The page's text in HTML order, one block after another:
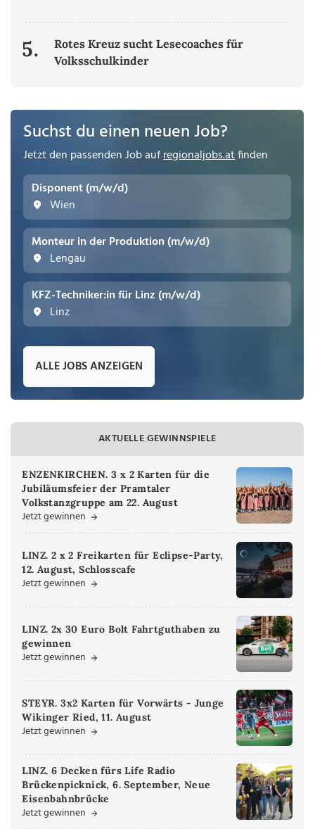
5.
Rotes Kreuz sucht Lesecoaches für
Volksschulkinder
Suchst du einen neuen Job?
Jetzt den passenden Job aufregionaljobs.atfinden
Disponent (m/w/d)
Wien
Monteur in der Produktion (m/w/d)
Lengau
KFZ-Techniker:in für Linz (m/w/d)
Linz
ALLE JOBS ANZEIGEN
AKTUELLE GEWINNSPIELE
ENZENKIRCHEN. 3 x 2 Karten für die
Jubiläumsfeier der Pramtaler
Volkstanzgruppe am 22. August
Jetzt gewinnen
LINZ. 2 x 2 Freikarten für Eclipse-Party,
12. August, Schlosscafe
Jetzt gewinnen
LINZ. 2x 30 Euro Bolt Fahrtguthaben zu
gewinnen
Jetzt gewinnen
STEYR. 3x2 Karten für Vorwärts - Junge
Wikinger Ried, 11. August
Jetzt gewinnen
LINZ. 6 Decken fürs Life Radio
Brückenpicknick, 6. September, Neue
Eisenbahnbrücke
Jetzt gewinnen